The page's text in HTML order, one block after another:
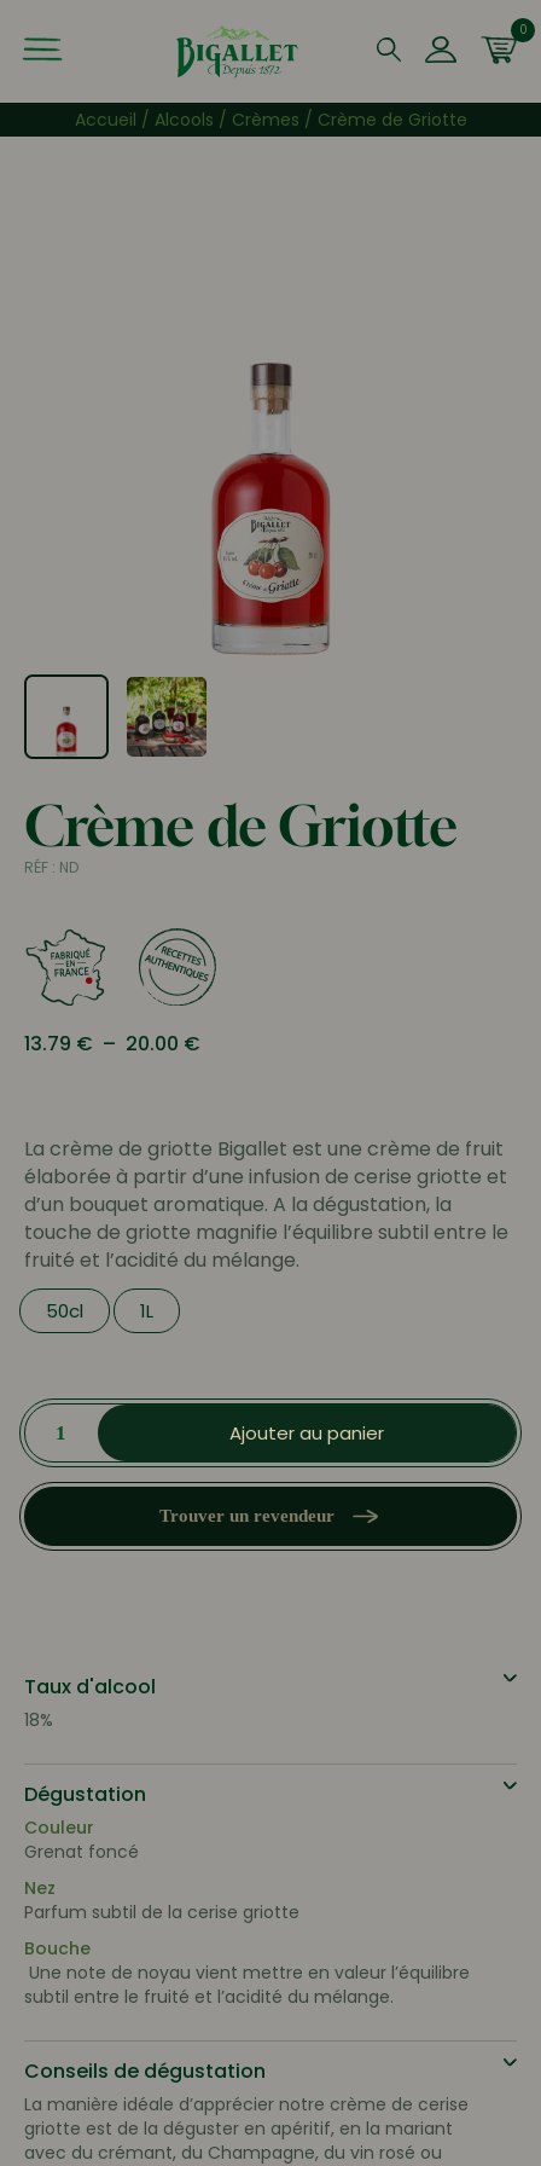
Que recherchez-vous ?
0
Accueil / Alcools / Crèmes / Crème de Griotte
Crème de Griotte
13.79 € – 20.00 €
13.79 €
à
20.00 €
La crème de griotte Bigallet est une crème de fruit
élaborée à partir d’une infusion de cerise griotte et
d’un bouquet aromatique. A la dégustation, la
touche de griotte magnifie l’équilibre subtil entre le
fruité et l’acidité du mélange.
50cl 1L
quantité
de
Crème
de
Griotte
Ajouter au panier
RÉF : ND
Trouver un revendeur
Taux d'alcool
18%
Dégustation
Couleur
Grenat foncé
Nez
Parfum subtil de la cerise griotte
Bouche
Une note de noyau vient mettre en valeur l’équilibre
subtil entre le fruité et l’acidité du mélange.
Conseils de dégustation
La manière idéale d’apprécier notre crème de cerise
griotte est de la déguster en apéritif, en la mariant
avec du crémant, du Champagne, du vin rosé ou